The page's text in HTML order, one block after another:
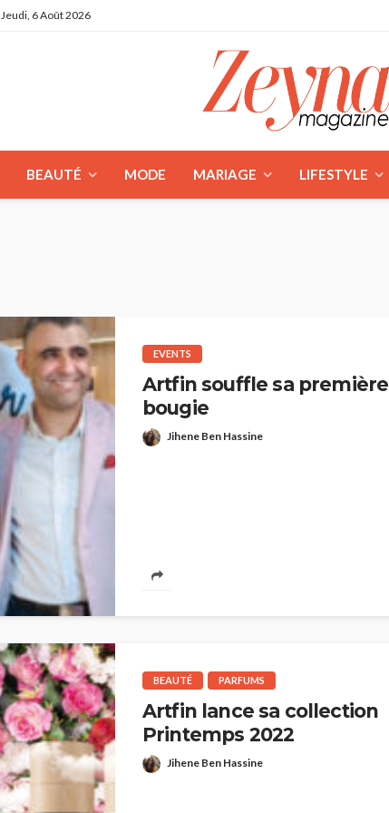
Jeudi, 6 Août 2026
BEAUTÉ MODE MARIAGE LIFESTYLE
EVENTS
Artfin souffle sa première
bougie
Jihene Ben Hassine
BEAUTÉ PARFUMS
Artfin lance sa collection
Printemps 2022
Jihene Ben Hassine